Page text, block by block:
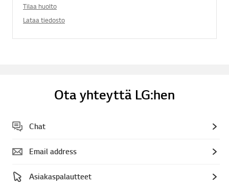
Tilaa huolto
Lataa tiedosto
Ota yhteyttä LG:hen
Chat
Email address
Asiakaspalautteet